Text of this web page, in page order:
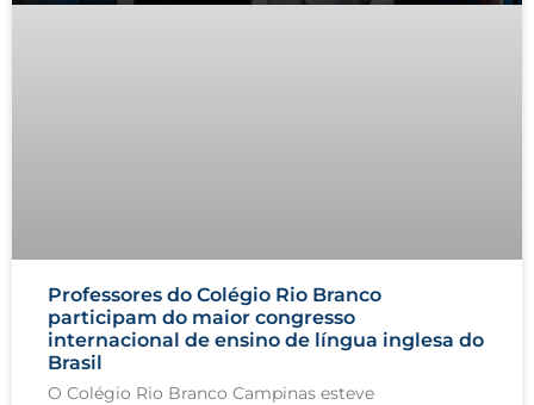
Professores do Colégio Rio Branco
participam do maior congresso
internacional de ensino de língua inglesa do
Brasil
O Colégio Rio Branco Campinas esteve